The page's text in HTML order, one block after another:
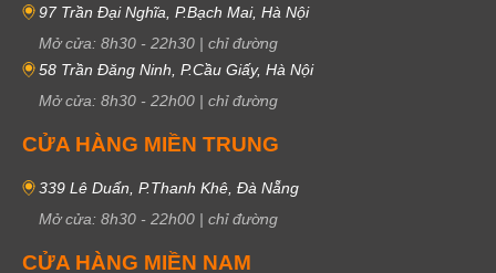
97 Trần Đại Nghĩa, P.Bạch Mai, Hà Nội
Mở cửa: 8h30 - 22h30 | chỉ đường
58 Trần Đăng Ninh, P.Cầu Giấy, Hà Nội
Mở cửa: 8h30 - 22h00 | chỉ đường
CỬA HÀNG MIỀN TRUNG
339 Lê Duẩn, P.Thanh Khê, Đà Nẵng
Mở cửa: 8h30 - 22h00 | chỉ đường
CỬA HÀNG MIỀN NAM